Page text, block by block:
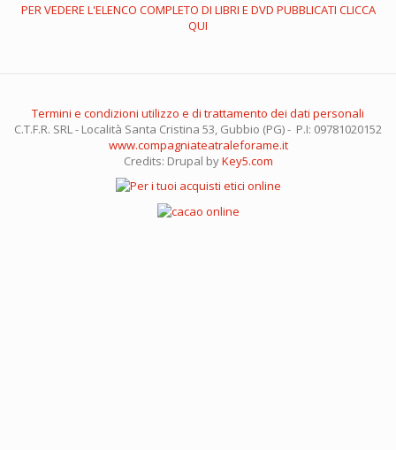
PER VEDERE L'ELENCO COMPLETO DI LIBRI E DVD PUBBLICATI CLICCA
QUI
Termini e condizioni utilizzo e di trattamento dei dati personali
C.T.F.R. SRL - Località Santa Cristina 53, Gubbio (PG) - P.I: 09781020152
www.compagniateatraleforame.it
Credits: Drupal byKey5.com